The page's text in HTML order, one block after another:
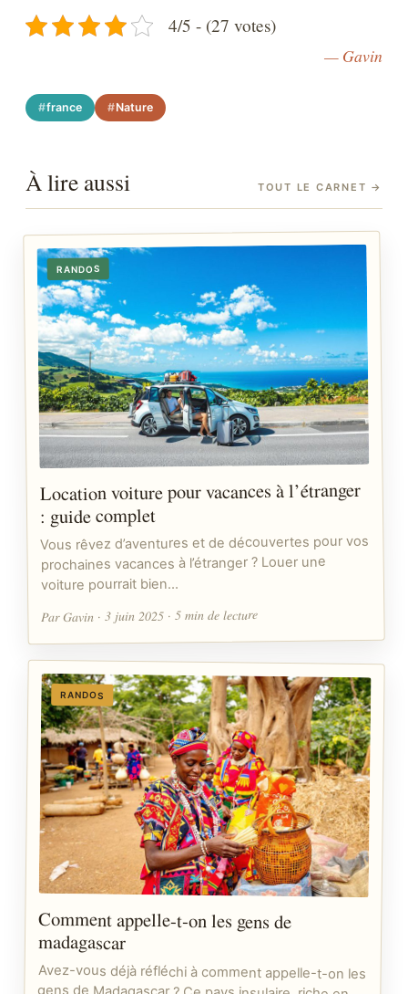
4/5 - (27 votes)
— Gavin
france Nature
À lire aussi TOUT LE CARNET →
RANDOS
Location voiture pour vacances à l’étranger
: guide complet
Vous rêvez d’aventures et de découvertes pour vos
prochaines vacances à l’étranger ? Louer une
voiture pourrait bien…
Par Gavin · 3 juin 2025 · 5 min de lecture
RANDOS
Comment appelle-t-on les gens de
madagascar
Avez-vous déjà réfléchi à comment appelle-t-on les
gens de Madagascar ? Ce pays insulaire, riche en